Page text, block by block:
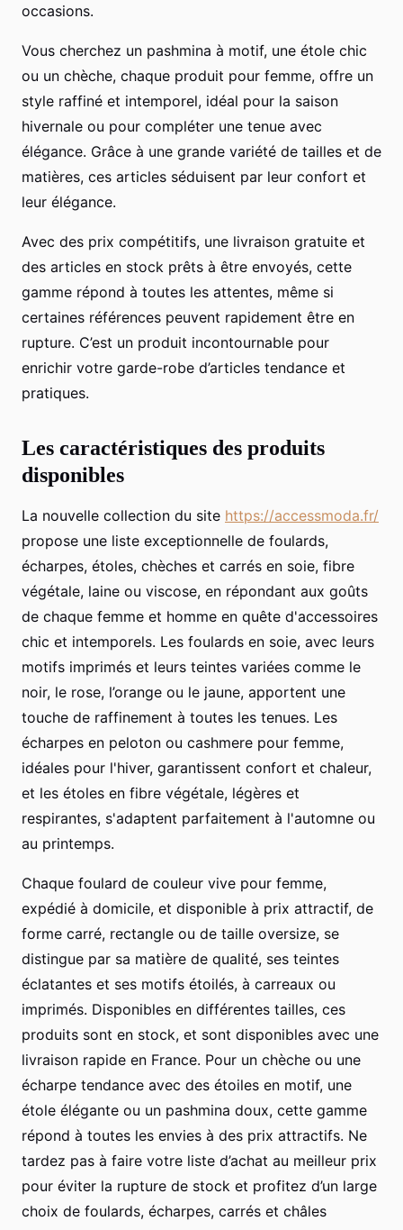
occasions.
Vous cherchez un pashmina à motif, une étole chic
ou un chèche, chaque produit pour femme, offre un
style raffiné et intemporel, idéal pour la saison
hivernale ou pour compléter une tenue avec
élégance. Grâce à une grande variété de tailles et de
matières, ces articles séduisent par leur confort et
leur élégance.
Avec des prix compétitifs, une livraison gratuite et
des articles en stock prêts à être envoyés, cette
gamme répond à toutes les attentes, même si
certaines références peuvent rapidement être en
rupture. C’est un produit incontournable pour
enrichir votre garde-robe d’articles tendance et
pratiques.
Les caractéristiques des produits
disponibles
La nouvelle collection du site https://accessmoda.fr/
propose une liste exceptionnelle de foulards,
écharpes, étoles, chèches et carrés en soie, fibre
végétale, laine ou viscose, en répondant aux goûts
de chaque femme et homme en quête d'accessoires
chic et intemporels. Les foulards en soie, avec leurs
motifs imprimés et leurs teintes variées comme le
noir, le rose, l’orange ou le jaune, apportent une
touche de raffinement à toutes les tenues. Les
écharpes en peloton ou cashmere pour femme,
idéales pour l'hiver, garantissent confort et chaleur,
et les étoles en fibre végétale, légères et
respirantes, s'adaptent parfaitement à l'automne ou
au printemps.
Chaque foulard de couleur vive pour femme,
expédié à domicile, et disponible à prix attractif, de
forme carré, rectangle ou de taille oversize, se
distingue par sa matière de qualité, ses teintes
éclatantes et ses motifs étoilés, à carreaux ou
imprimés. Disponibles en différentes tailles, ces
produits sont en stock, et sont disponibles avec une
livraison rapide en France. Pour un chèche ou une
écharpe tendance avec des étoiles en motif, une
étole élégante ou un pashmina doux, cette gamme
répond à toutes les envies à des prix attractifs. Ne
tardez pas à faire votre liste d’achat au meilleur prix
pour éviter la rupture de stock et profitez d’un large
choix de foulards, écharpes, carrés et châles